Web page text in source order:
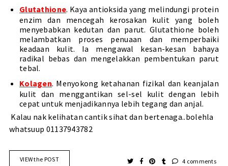
Glutathione. Kaya antioksida yang melindungi protein
enzim dan mencegah kerosakan kulit yang boleh
menyebabkan kedutan dan parut. Glutathione boleh
melambatkan proses penuaan dan memperbaiki
keadaan kulit. Ia mengawal kesan-kesan bahaya
radikal bebas dan mengelakkan pembentukan parut
tebal.
Kolagen. Menyokong ketahanan fizikal dan keanjalan
kulit dan menggantikan sel-sel kulit dengan lebih
cepat untuk menjadikannya lebih tegang dan anjal.
Kalau nak kelihatan cantik sihat dan bertenaga..bolehla
whatsuup 01137943782
VIEW the POST 4 comments